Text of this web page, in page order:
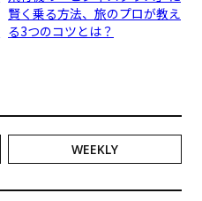
賢く乗る方法、旅のプロが教え
る3つのコツとは？
WEEKLY